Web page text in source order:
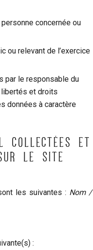
concernée ou
ou relevant de l’exercice
par le responsable du
libertés et droits
données à caractère
COLLECTÉES ET
LE SITE
les suivantes : Nom /
: